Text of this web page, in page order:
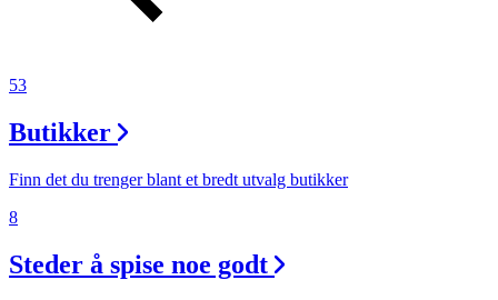
53
Butikker
Finn det du trenger blant et bredt utvalg butikker
8
Steder å spise noe godt